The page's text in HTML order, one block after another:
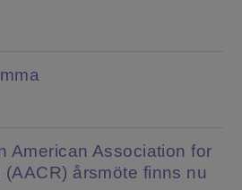
American Association for
årsmöte finns nu